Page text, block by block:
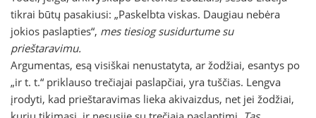
tikrai būtų pasakiusi: „Paskelbta viskas. Daugiau nebėra
jokios paslapties“, mes tiesiog susidurtume su
prieštaravimu.
Argumentas, esą visiškai nenustatyta, ar žodžiai, esantys po
„ir t. t.“ priklauso trečiajai paslapčiai, yra tuščias. Lengva
įrodyti, kad prieštaravimas lieka akivaizdus, net jei žodžiai,